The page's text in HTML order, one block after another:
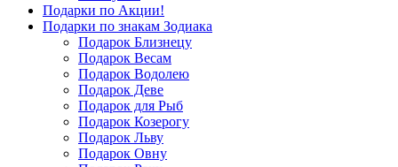
Подарки по Акции!
Подарки по знакам Зодиака
Подарок Близнецу
Подарок Весам
Подарок Водолею
Подарок Деве
Подарок для Рыб
Подарок Козерогу
Подарок Льву
Подарок Овну